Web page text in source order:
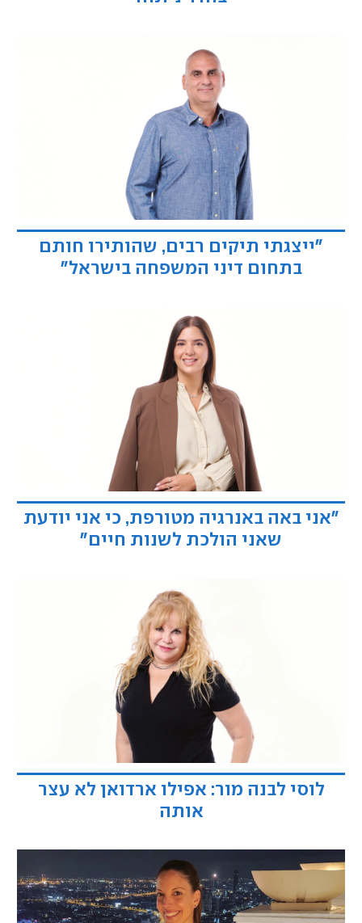
"ייצגתי תיקים רבים, שהותירו חותם
בתחום דיני המשפחה בישראל"
"אני באה באנרגיה מטורפת, כי אני יודעת
שאני הולכת לשנות חיים״
לוסי לבנה מור: אפילו ארדואן לא עצר
אותה